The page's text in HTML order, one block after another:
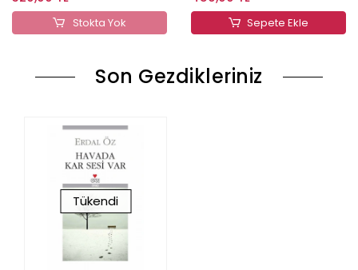
Stokta Yok Sepete Ekle
Son Gezdikleriniz
Tükendi